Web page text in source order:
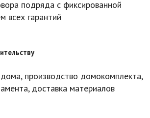
подряда с фиксированной
всех гарантий
производство домокомплекта,
доставка материалов